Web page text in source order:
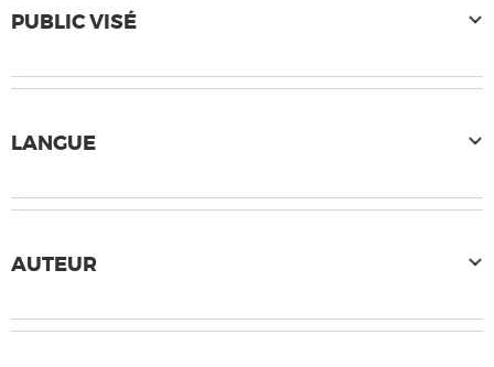
PUBLIC VISÉ
LANGUE
AUTEUR